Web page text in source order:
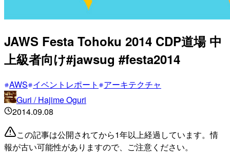
JAWS Festa Tohoku 2014 CDP道場 中
上級者向け#jawsug #festa2014
AWS イベントレポート
アーキテクチャ
Guri / Hajime Oguri
2014.09.08
この記事は公開されてから1年以上経過しています。情
報が古い可能性がありますので、ご注意ください。